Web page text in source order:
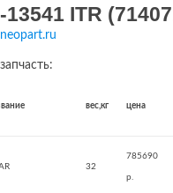
ITR
вес,кг цена
32
785690
р.